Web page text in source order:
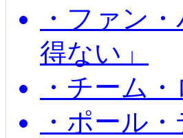
・ファン
得ない」
・チーム
・ポール